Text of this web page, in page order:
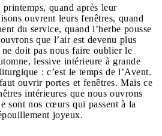
printemps, quand après leur
ouvrent leurs fenêtres, quand
du service, quand l’herbe pousse
que l’air est devenu plus
ne doit pas nous faire oublier le
lessive intérieure à grande
: c’est le temps de l’Avent.
ouvrir portes et fenêtres. Mais ce
intérieures que nous ouvrons
sont nos cœurs qui passent à la
joyeux.